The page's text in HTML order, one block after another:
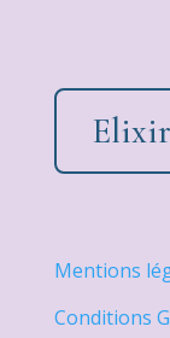
Mentions
Conditions